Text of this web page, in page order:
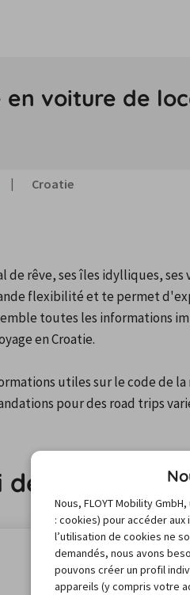
en voiture de
Croatie
rêve, ses îles idylliques, ses
flexibilité et te permet
toutes les informations
en Croatie.
utiles sur le code de
pour des road trips
des
Nous, FLOYT Mobility
: cookies) pour accéder
l’utilisation de cookies ne
demandés, nous avons
pouvons créer un profil
appareils (y compris votre